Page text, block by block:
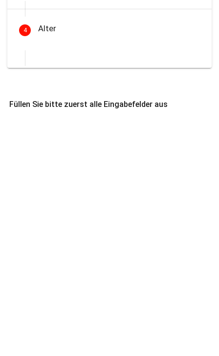
4 Alter
Füllen Sie bitte zuerst alle Eingabefelder aus